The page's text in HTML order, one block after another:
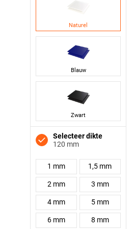
Naturel
Blauw
Zwart
Selecteer dikte
120 mm
1 mm 1,5 mm
2 mm 3 mm
4 mm 5 mm
6 mm 8 mm